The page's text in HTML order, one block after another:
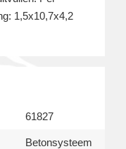
1,5x10,7x4,2
61827
Betonsysteem